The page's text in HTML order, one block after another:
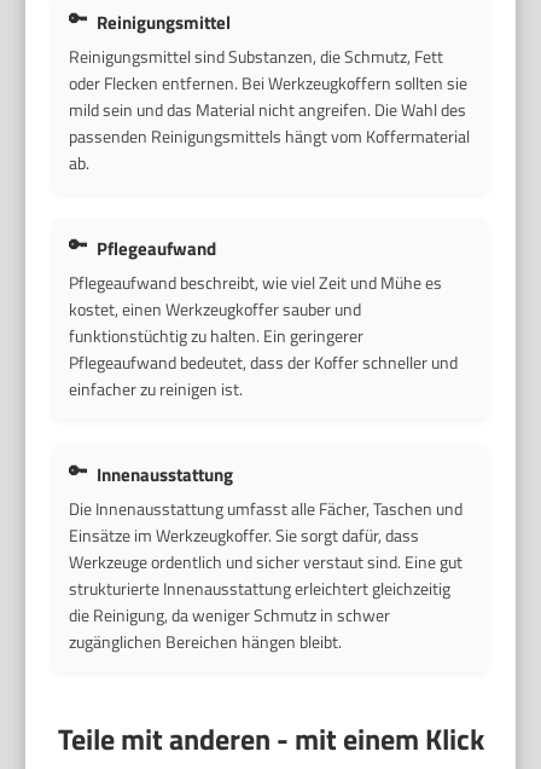
Reinigungsmittel
Reinigungsmittel sind Substanzen, die Schmutz, Fett
oder Flecken entfernen. Bei Werkzeugkoffern sollten sie
mild sein und das Material nicht angreifen. Die Wahl des
passenden Reinigungsmittels hängt vom Koffermaterial
ab.
Pflegeaufwand
Pflegeaufwand beschreibt, wie viel Zeit und Mühe es
kostet, einen Werkzeugkoffer sauber und
funktionstüchtig zu halten. Ein geringerer
Pflegeaufwand bedeutet, dass der Koffer schneller und
einfacher zu reinigen ist.
Innenausstattung
Die Innenausstattung umfasst alle Fächer, Taschen und
Einsätze im Werkzeugkoffer. Sie sorgt dafür, dass
Werkzeuge ordentlich und sicher verstaut sind. Eine gut
strukturierte Innenausstattung erleichtert gleichzeitig
die Reinigung, da weniger Schmutz in schwer
zugänglichen Bereichen hängen bleibt.